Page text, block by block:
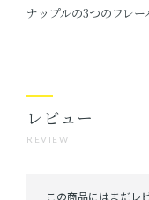
ナップルの3つのフレー
REVIEW
レビュー